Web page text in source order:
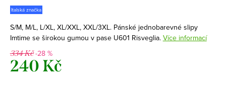
Italská značka
S/M, M/L, L/XL, XL/XXL, XXL/3XL. Pánské jednobarevné slipy
Imtime se širokou gumou v pase U601 Risveglia. Více informací
334 Kč-28 %
240 Kč